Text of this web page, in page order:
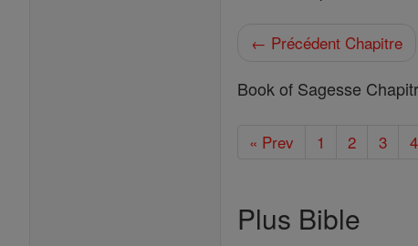
← Précédent Chapitre
Book of Sagesse
« Prev 1 2 3 4
Plus Bible